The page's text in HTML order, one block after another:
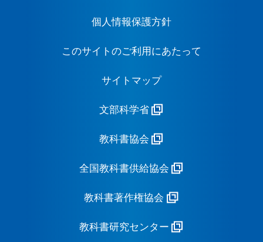
個人情報保護方針
このサイトのご利用にあたって
サイトマップ
文部科学省
教科書協会
全国教科書供給協会
教科書著作権協会
教科書研究センター